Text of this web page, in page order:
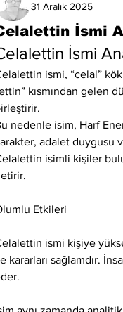
31 Aralık 2025
İsmi
İsmi
ismi, “celal”
kısmından gelen
nedenle isim, Harf
adalet duygusu
isimli kişiler
Etkileri
ismi kişiye
kararları sağlamdır.